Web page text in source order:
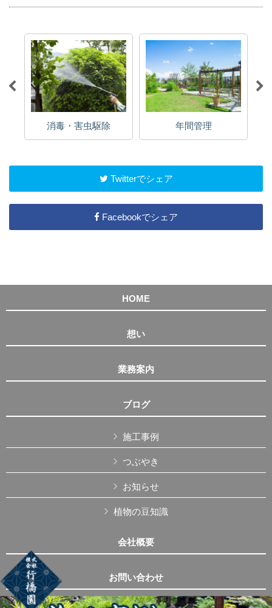
消毒・害虫駆除 年間管理
Twitterでシェア
Facebookでシェア
HOME
想い
業務案内
ブログ
施工事例
つぶやき
お知らせ
植物の豆知識
会社概要
お問い合わせ